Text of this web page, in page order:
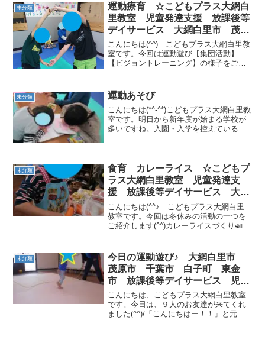
未分類
運動療育 ☆こどもプラス大網白
里教室 児童発達支援 放課後等
デイサービス 大網白里市 茂原
市 白子町
こんにちは(^^) こどもプラス大網白里教
室です。今回は運動遊び【集団活動】
【ビジョントレーニング】の様子をご紹
と一緒にお題となる形を作る遊びです。
例えば、お題が〇の場...
未分類 運動あそび
こんにちは(*^-^*)こどもプラス大網白里教
室です。明日から新年度が始まる学校が
多いですね。入園・入学を控えているお
たん...
未分類
食育 カレーライス ☆こどもプ
ラス大網白里教室 児童発達支
援 放課後等デイサービス 大網
白里市 茂原市 白子町
こんにちは(^^♪ こどもプラス大網白里
教室です。今回は冬休みの活動の一つを
ご紹介します(^^)カレーライスづくり🍛長
／大網白里教室では馴染みのあるメニュ
ーです...
未分類
今日の運動遊び♪ 大網白里市
茂原市 千葉市 白子町 東金
市 放課後等デイサービス 児童
発達支援
こんにちは、こどもプラス大網白里教室
です。今日は、９人のお友達が来てくれ
ました(^^)/「こんにちはー！！」と元気